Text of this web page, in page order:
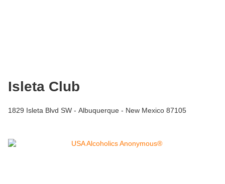
Isleta Club
1829 Isleta Blvd SW - Albuquerque - New Mexico 87105